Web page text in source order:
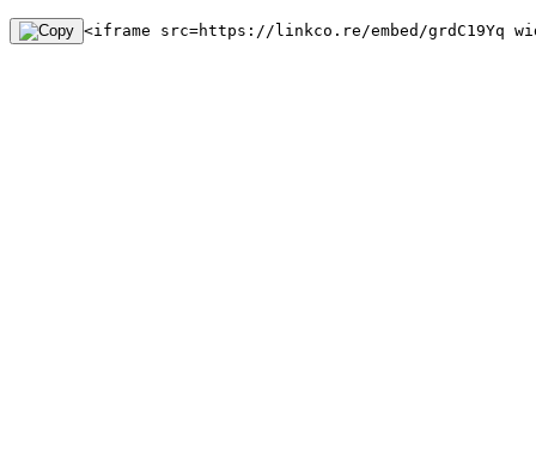
<iframe src=https://linkco.re/embed/grdC19Yq